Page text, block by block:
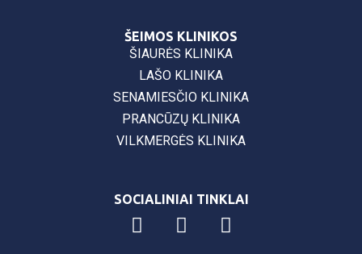
ŠEIMOS KLINIKOS
ŠIAURĖS KLINIKA
LAŠO KLINIKA
SENAMIESČIO KLINIKA
PRANCŪZŲ KLINIKA
VILKMERGĖS KLINIKA
SOCIALINIAI TINKLAI